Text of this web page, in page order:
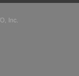
Inc.